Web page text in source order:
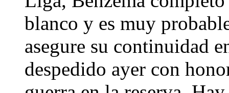
blanco y es muy
asegure su continuidad
despedido ayer con